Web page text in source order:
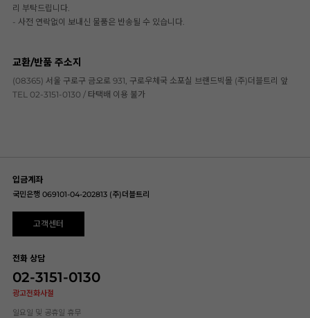
리 부탁드립니다.
- 사전 연락없이 보내신 물품은 반송될 수 있습니다.
교환/반품 주소지
(08365) 서울 구로구 금오로 931, 구로우체국 소포실 브랜드빅몰 (주)더블트리 앞
TEL 02-3151-0130 / 타택배 이용 불가
입금계좌
국민은행 069101-04-202813 (주)더블트리
고객센터
전화 상담
02-3151-0130
광고전화사절
일요일 및 공휴일 휴무